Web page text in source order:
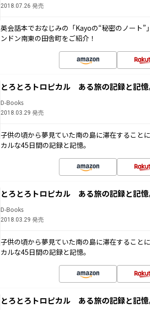
2018.07.26 発売
英会話本でおなじみの「Kayoの“秘密のノート
ンドン南東の田舎町をご紹介！
とろとろトロピカル ある旅の記録と記
D-Books
2018.03.29 発売
子供の頃から夢見ていた南の島に滞在すること
カルな45日間の記録と記憶。
とろとろトロピカル ある旅の記録と記
D-Books
2018.03.29 発売
子供の頃から夢見ていた南の島に滞在すること
カルな45日間の記録と記憶。
とろとろトロピカル ある旅の記録と記